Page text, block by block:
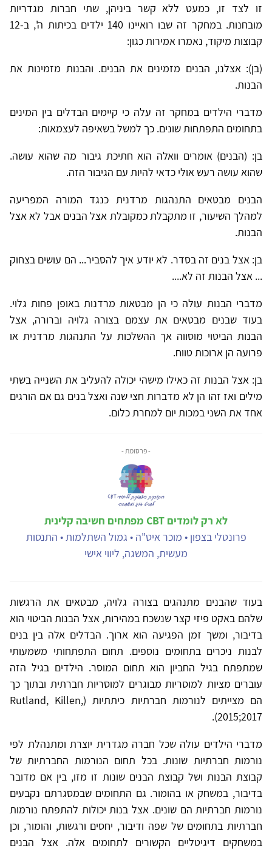
זו לצד זו, כמעט ללא קשר ביניהן, שתי חברות מגדריות
מובחנות. במחקר זה שבו רואיינו 140 ילדים בכיתות ה', ב-12
קבוצות מיקוד, נאמרו אמירות כגון:
(בן): אצלנו, הבנים מזמינים את הבנים. והבנות מזמינות את
הבנות.
מדברי הילדים במחקר זה עלה כי קיימים הבדלים בין המינים
בתחומים התפתחות שונים. כך למשל בשאיפה לעצמאות:
בן: (הבנים) אומרים וואלה הוא חתיכת גיבור מה שהוא עושה.
שהוא עושה רעש אולי כדאי להיות עם הגיבור הזה.
הבנים מבטאים התנהגות מרדנית כנגד המורה המפריעה
למהלך השיעור, זו מתקבלת כמקובלת אצל הבנים אבל לא אצל
הבנות.
בן: אצל בנים זה בסדר. לא יודע איך להסביר... הם עושים בצחוק
... אצל הבנות זה לא....
מדברי הבנות עולה כי הן מבטאות מרדנות באופן פחות גלוי.
בעוד שבנים מבטאים את עצמם בצורה גלויה וברורה, אצל
הבנות הביטוי מוסווה אך ההשלכות על התנהגות מרדנית או
פרועה הן ארוכות טווח.
בן: אצל הבנות זה כאילו מישהי יכולה להעליב את השנייה בשתי
מילים ואז זהו הן לא מדברות חצי שנה ואצל בנים גם אם הורגים
אחד את השני במכות יום למחרת כלום.
- פרסומת -
לא רק לומדים CBT מפתחים חשיבה קלינית
פרונטלי בצפון • מוכר איט"ה • גמול השתלמות • התנסות
מעשית, המשגה, ליווי אישי
בעוד שהבנים מתנהגים בצורה גלויה, מבטאים את הרגשות
שלהם באקט פיזי קצר שנשכח במהירות, אצל הבנות הביטוי הוא
בדיבור, ומשך זמן הפגיעה הוא ארוך. הבדלים אלה בין בנים
לבנות ניכרים בתחומים נוספים. תחום התפתחותי משמעותי
שמתפתח בגיל החביון הוא תחום המוסר. הילדים בגיל הזה
עוברים מציות למוסריות מבוגרים למוסריות חברתית ובתוך כך
הם מצייתים לנורמות חברתיות כיתתיות (Rutland, Killen,
2015;2017).
מדברי הילדים עולה שכל חברה מגדרית יוצרת ומתנהלת לפי
נורמות חברתיות שונות. בכל תחום הנורמות החברתיות של
קבוצת הבנות ושל קבוצת הבנים שונות זו מזו, בין אם מדובר
בדיבור, במשחק או בהומור. גם התחומים שבמסגרתם נקבעים
נורמות חברתיות הם שונים. אצל בנות יכולות להתפתח נורמות
חברתיות בתחומים של שפה ודיבור, יחסים ורגשות, והומור, וכן
במשחקים דיגיטליים הקשורים לתחומים אלה. אצל הבנים